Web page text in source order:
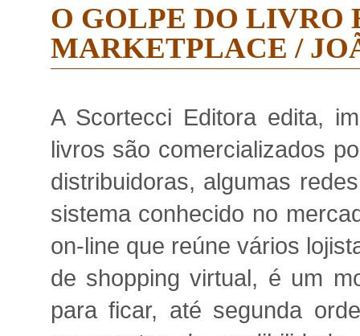
O GOLPE DO LIVRO
MARKETPLACE /
A Scortecci Editora edita,
livros são comercializados
distribuidoras, algumas
sistema conhecido no
on-line que reúne vários
de shopping virtual, é um
para ficar, até segunda